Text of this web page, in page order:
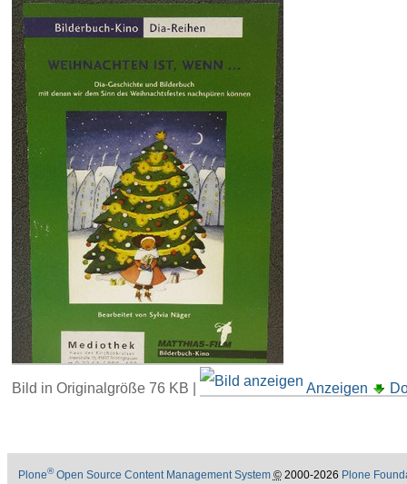
Bild in Originalgröße 76 KB Anzeigen
Plone®Open Source Content Management System ©2000-2026 Plone